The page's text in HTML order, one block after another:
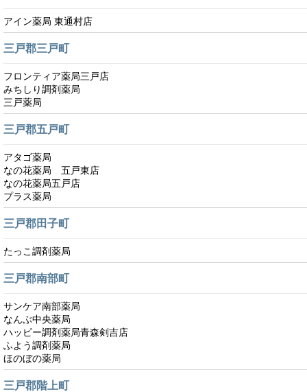
アイン薬局 東通村店
三戸郡三戸町
フロンティア薬局三戸店
みちしり調剤薬局
三戸薬局
三戸郡五戸町
アタゴ薬局
なの花薬局 五戸東店
なの花薬局五戸店
プラス薬局
三戸郡田子町
たっこ調剤薬局
三戸郡南部町
サンケア南部薬局
なんぶ中央薬局
ハッピー調剤薬局青森剣吉店
ふよう調剤薬局
ほのぼの薬局
三戸郡階上町